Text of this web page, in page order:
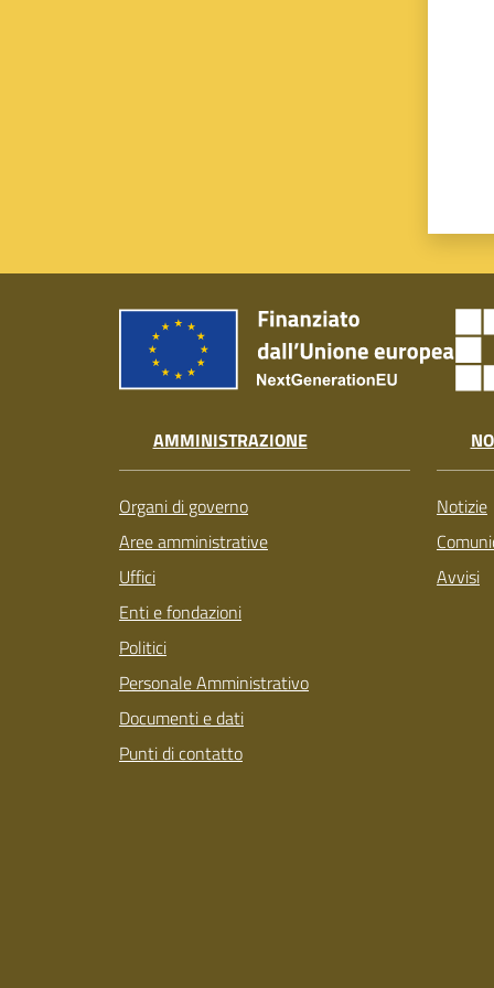
AMMINISTRAZIONE
Organi di governo
Aree amministrative
Uffici
Enti e fondazioni
Politici
Personale Amministrativo
Documenti e dati
Punti di contatto
Notizie
Avvisi